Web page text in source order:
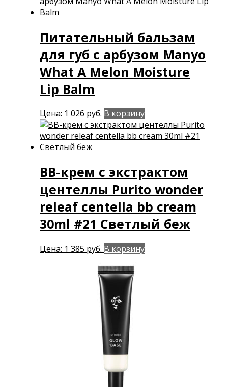
Питательный бальзам
для губ с арбузом Manyo
What A Melon Moisture
Lip Balm
Цена: 1 026 руб. В корзину
BB-крем с экстрактом
центеллы Purito wonder
releaf centella bb cream
30ml #21 Светлый беж
Цена: 1 385 руб. В корзину